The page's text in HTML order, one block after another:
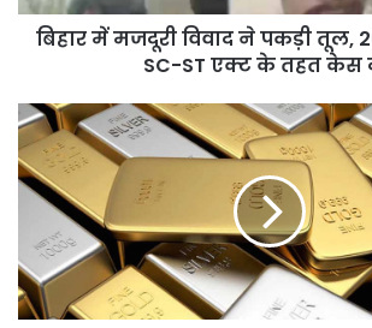
ब्राह्मणों
एक्ट
के
तहत
केस
बिहार में मजदूरी विवाद ने पकड़ी तूल,
SC-ST एक्ट के तहत केस
Gold-
Silver
Price
Crash:
₹24000
सस्ती,
सोना